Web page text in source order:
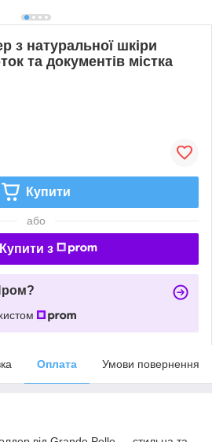
з натуральної шкіри
та документів містка
Купити
або
Купити з
Оплата Умови повернення